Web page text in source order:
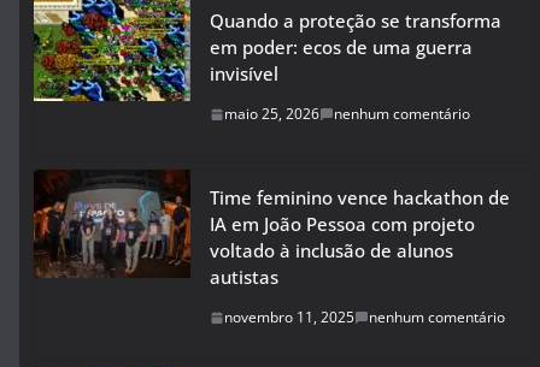
Quando a proteção se transforma
em poder: ecos de uma guerra
invisível
maio 25, 2026 nenhum comentário
Time feminino vence hackathon de
IA em João Pessoa com projeto
voltado à inclusão de alunos
autistas
novembro 11, 2025 nenhum comentário